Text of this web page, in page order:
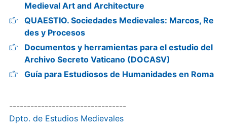
Medieval Art and Architecture
QUAESTIO. Sociedades Medievales: Marcos, Re
des y Procesos
Documentos y herramientas para el estudio del
Archivo Secreto Vaticano (DOCASV)
Guía para Estudiosos de Humanidades en Roma
---------------------------------
Dpto. de Estudios Medievales